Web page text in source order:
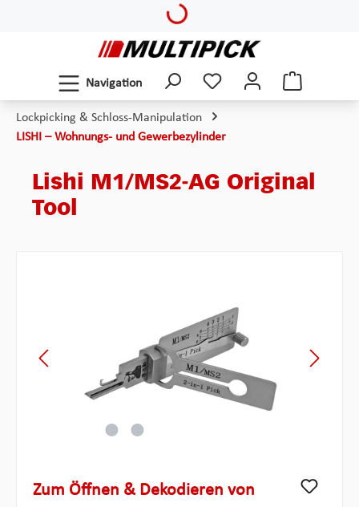
Loading...
Navigation
Lockpicking & Schloss-Manipulation
LISHI – Wohnungs- und Gewerbezylinder
Lishi M1/MS2-AG Original
Tool
Zum Öffnen & Dekodieren von